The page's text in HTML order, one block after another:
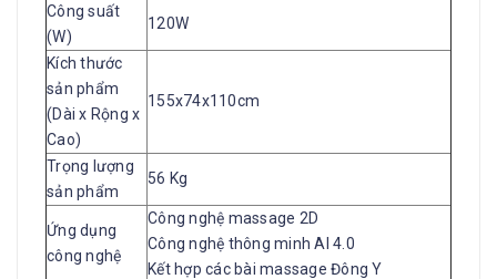
Công suất
(W)
120W
Kích thước
sản phẩm
(Dài x Rộng x
Cao)
155x74x110cm
Trọng lượng
sản phẩm
56 Kg
Ứng dụng
công nghệ
Công nghệ massage 2D
Công nghệ thông minh AI 4.0
Kết hợp các bài massage Đông Y